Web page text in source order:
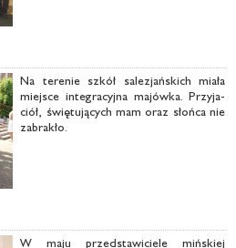
Na te­re­nie szkół sa­le­zjań­skich mia­ła
miej­sce in­te­gra­cyj­na ma­jów­ka. Przy­ja­
ciół, świę­tu­ją­cych mam oraz słoń­ca nie
za­bra­kło.
W ma­ju przed­sta­wi­cie­le miń­skiej